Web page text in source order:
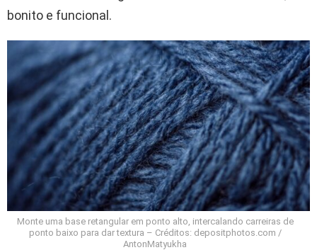
bonito e funcional.
Monte uma base retangular em ponto alto, intercalando carreiras de
ponto baixo para dar textura – Créditos: depositphotos.com /
AntonMatyukha